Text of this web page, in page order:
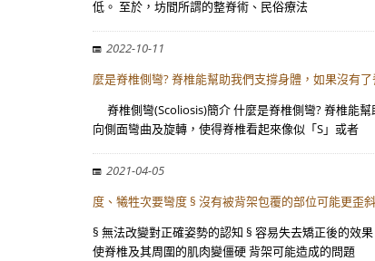
低。 至於，坊間所謂的整脊術、民俗療法
2022-10-11
麼是脊椎側彎? 脊椎能幫助我們支撐身體，如果沒有
脊椎側彎(Scoliosis)簡介 什麼是脊椎側彎? 脊椎能
向側面彎曲及旋轉，使得脊椎看起來像似「S」或者
2021-04-05
度、犧牲次要彎度 § 沒有被背架包覆的部位可能更歪
§ 無法改變對正確姿勢的認知 § 容易失去矯正後的效
使脊椎及其周圍的肌肉變僵硬 背架可能造成的問題